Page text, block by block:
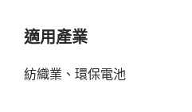
適用產業
紡織業、環保電池